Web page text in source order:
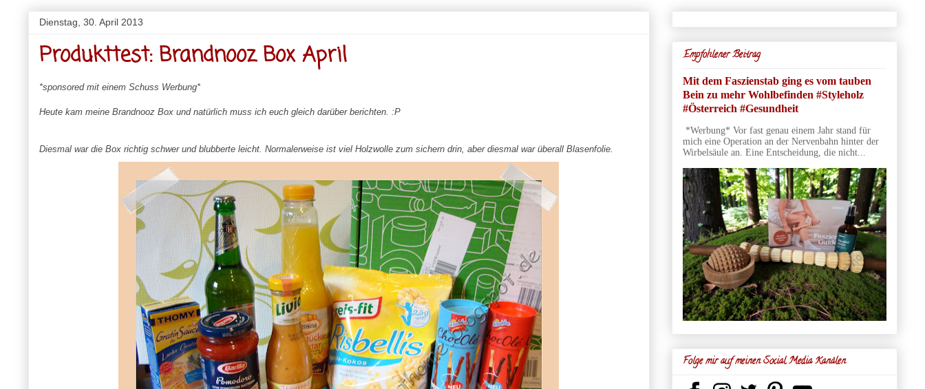
Dienstag, 30. April 2013
Produkttest: Brandnooz Box April
*sponsored mit einem Schuss Werbung*
Heute kam meine Brandnooz Box und natürlich muss ich euch gleich darüber berichten. :P
Diesmal war die Box richtig schwer und blubberte leicht. Normalerweise ist viel Holzwolle zum sichern drin, aber diesmal war überall Blasenfolie.
Empfohlener Beitrag
Mit dem Faszienstab ging es vom tauben
Bein zu mehr Wohlbefinden #Styleholz
#Österreich #Gesundheit
*Werbung* Vor fast genau einem Jahr stand für
mich eine Operation an der Nervenbahn hinter der
Wirbelsäule an. Eine Entscheidung, die nicht...
Folge mir auf meinen Social Media Kanälen